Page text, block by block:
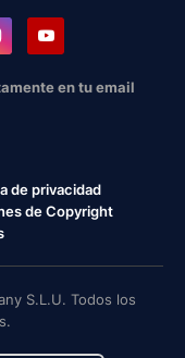
en tu email
de privacidad
de Copyright
S.L.U. Todos los